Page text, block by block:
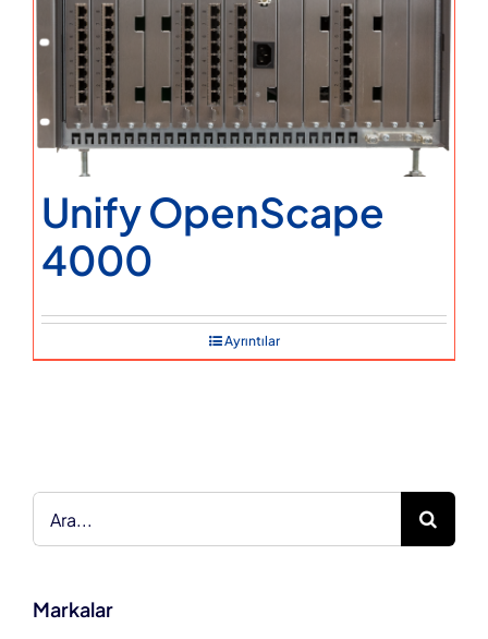
Unify OpenScape
4000
Ayrıntılar
Markalar